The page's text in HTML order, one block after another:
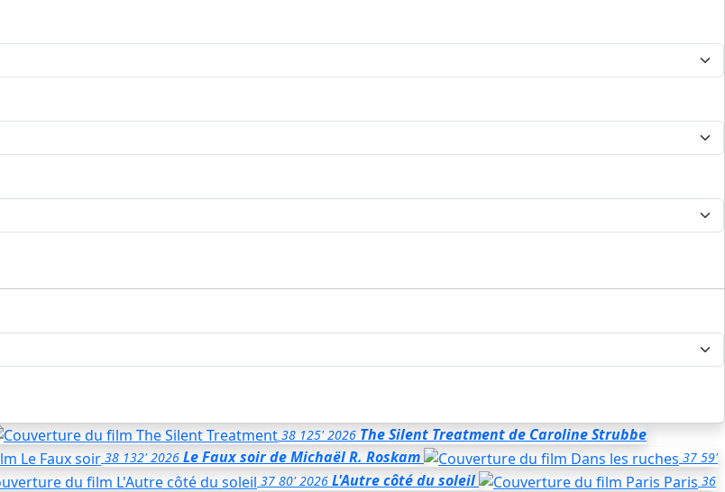
38 125' 2026 The Silent Treatmentde Caroline Strubbe
38 132' 2026 Le Faux soirde Michaël R. Roskam 37 59'
37 80' 2026 L'Autre côté du soleil
36